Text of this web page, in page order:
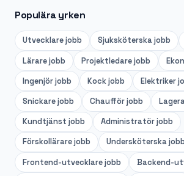
Populära yrken
Utvecklarejobb Sjuksköterskajobb
Lärarejobb Projektledarejobb
Ingenjörjobb Kockjobb Elektriker
Snickarejobb Chaufförjobb
Kundtjänst jobb Administratörjobb
Förskollärarejobb Undersköterskajobb
Frontend-utvecklarejobb Backend-